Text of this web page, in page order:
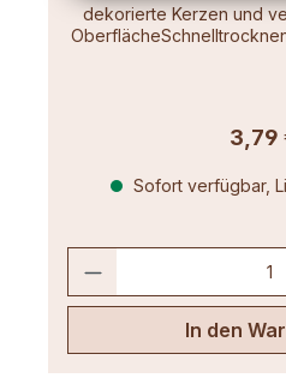
dekorierte Kerzen und
3,79
Sofort verfügbar,
In den